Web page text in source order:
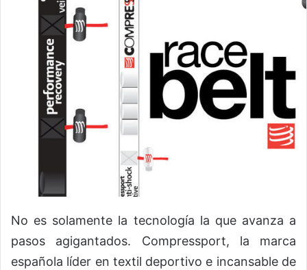
No es solamente la tecnología la que avanza a
pasos agigantados. Compressport, la marca
española líder en textil deportivo e incansable de